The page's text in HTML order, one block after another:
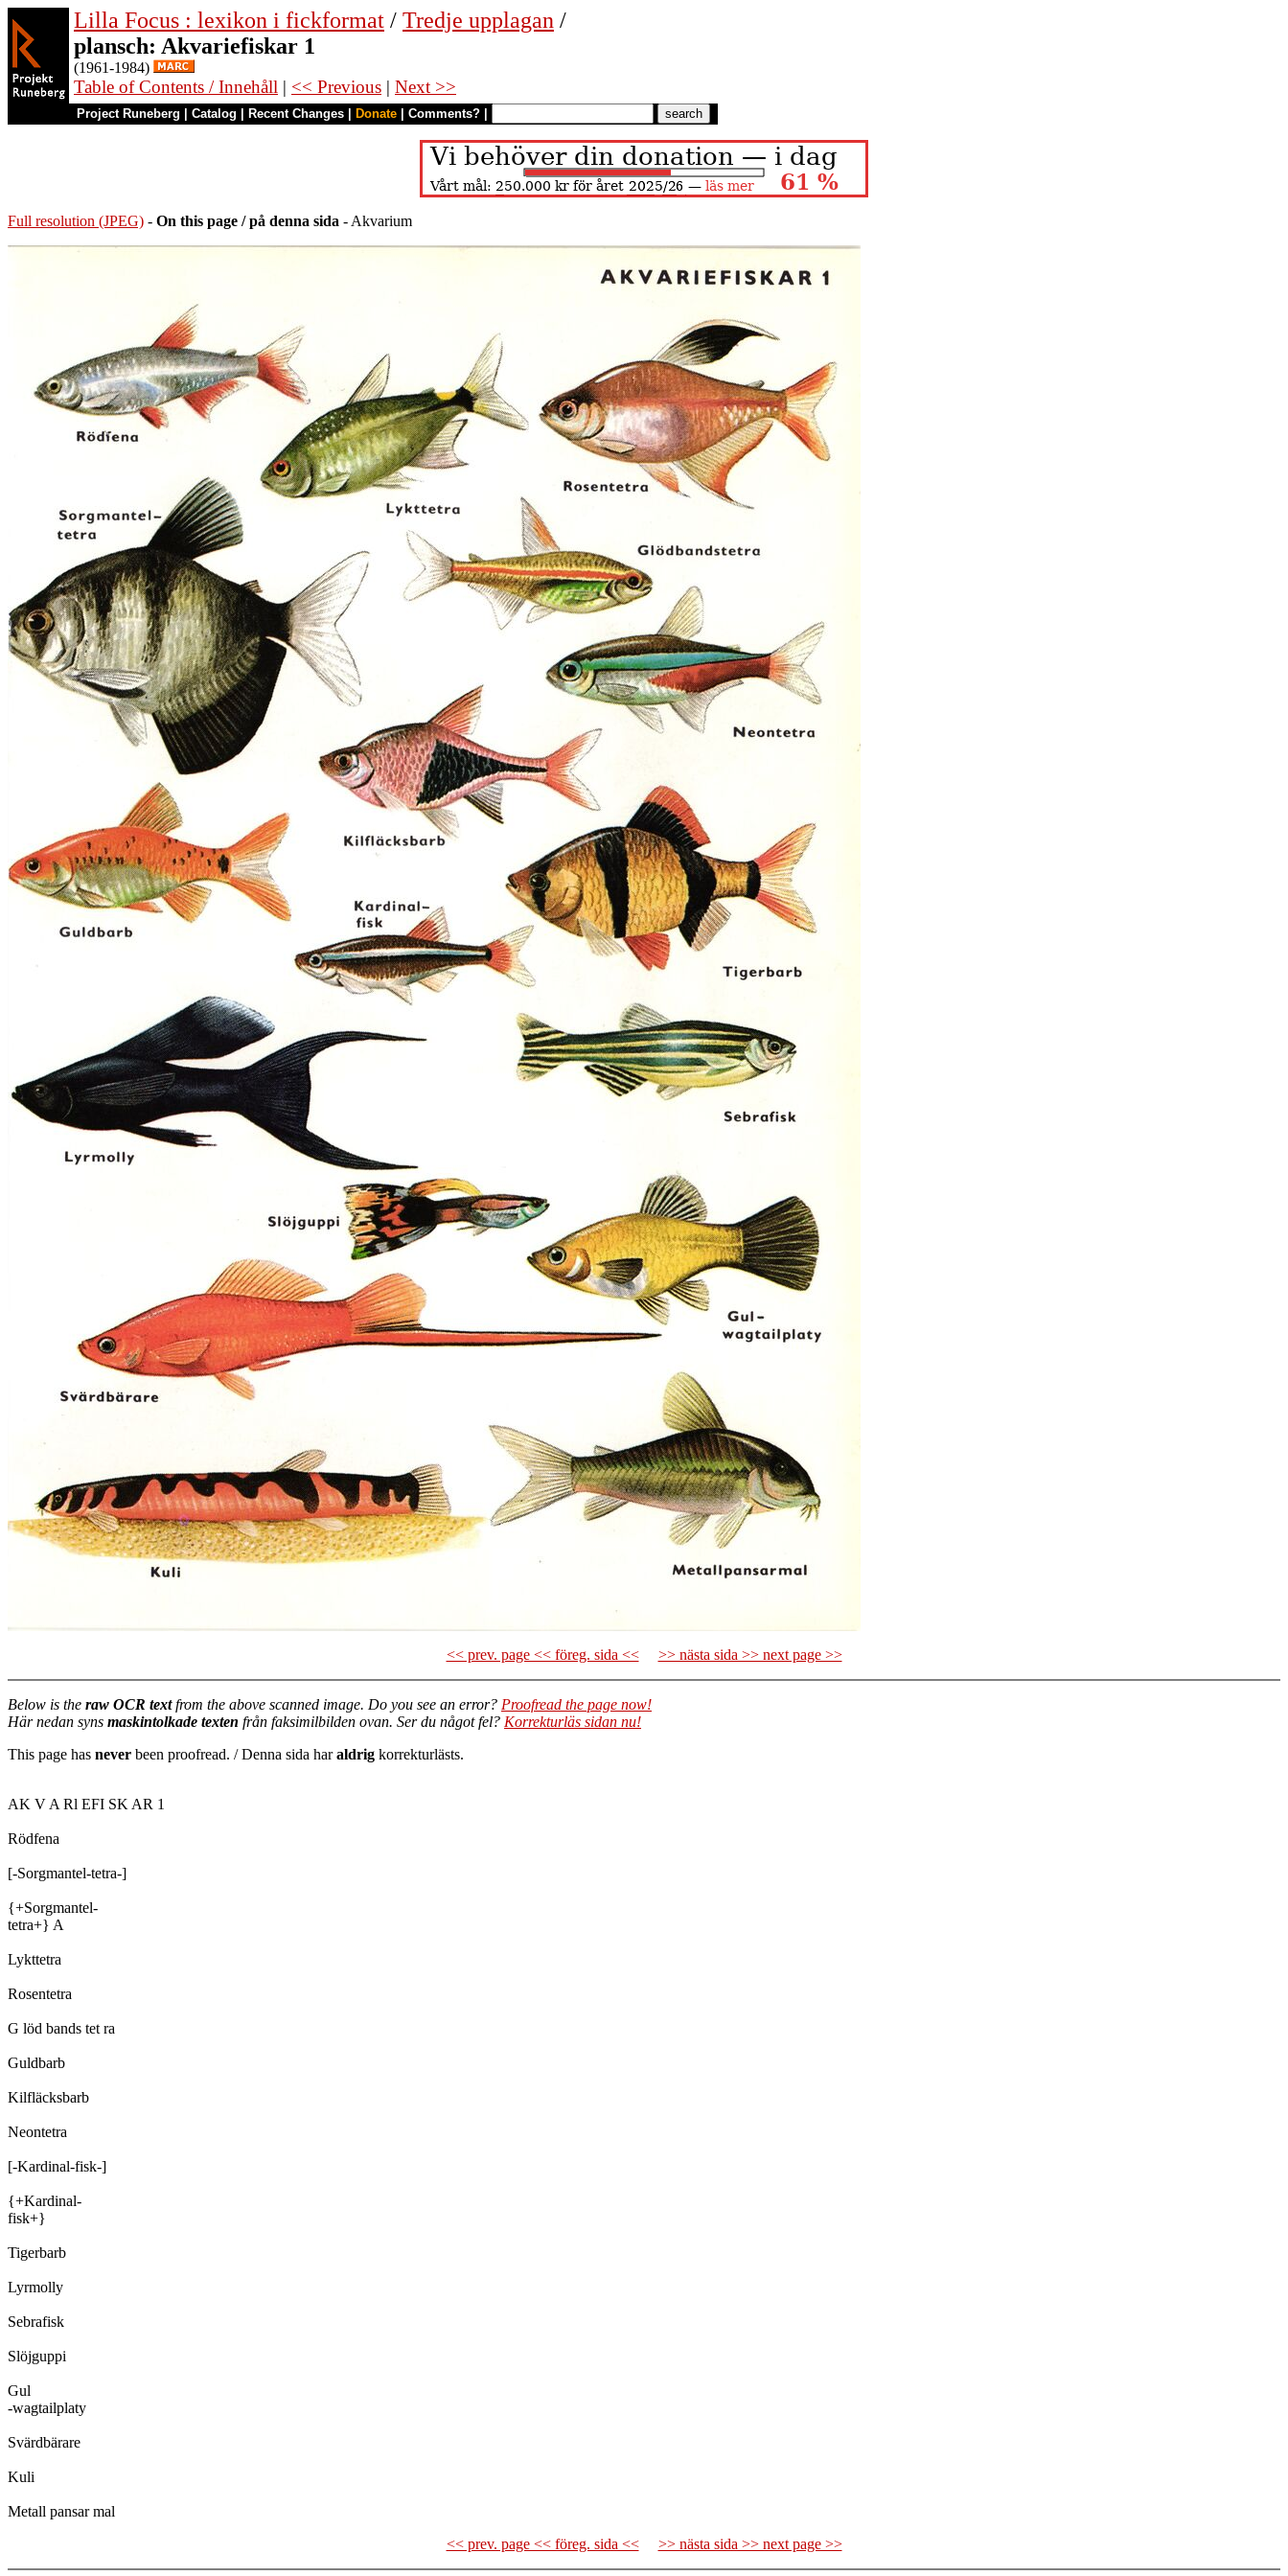
Lilla Focus : lexikon i fickformat / Tredje upplagan /
plansch: Akvariefiskar 1
(1961-1984)
Table of Contents / Innehåll | << Previous | Next >>
Project Runeberg Catalog Recent Changes Donate Comments?
Full resolution (JPEG) - On this page / på denna sida - Akvarium
<< prev. page << föreg. sida << >> nästa sida >> next page >>
Below is the raw OCR textfrom the above scanned image. Do you see an error? Proofread the page now!
Här nedan syns maskintolkade texten från faksimilbilden ovan. Ser du något fel? Korrekturläs sidan nu!
This page has never been proofread. / Denna sida haraldrig korrekturlästs.
AK V A Rl EFI SK AR 1
Rödfena
[-Sorgmantel-tetra-]
{+Sorgmantel-
tetra+} A
Lykttetra
Rosentetra
G löd bands tet ra
Guldbarb
Kilfläcksbarb
Neontetra
[-Kardinal-fisk-]
{+Kardinal-
fisk+}
Tigerbarb
Lyrmolly
Sebrafisk
Slöjguppi
Gul
-wagtailplaty
Svärdbärare
Kuli
<< prev. page << föreg. sida <<
>> nästa sida >> next page >>